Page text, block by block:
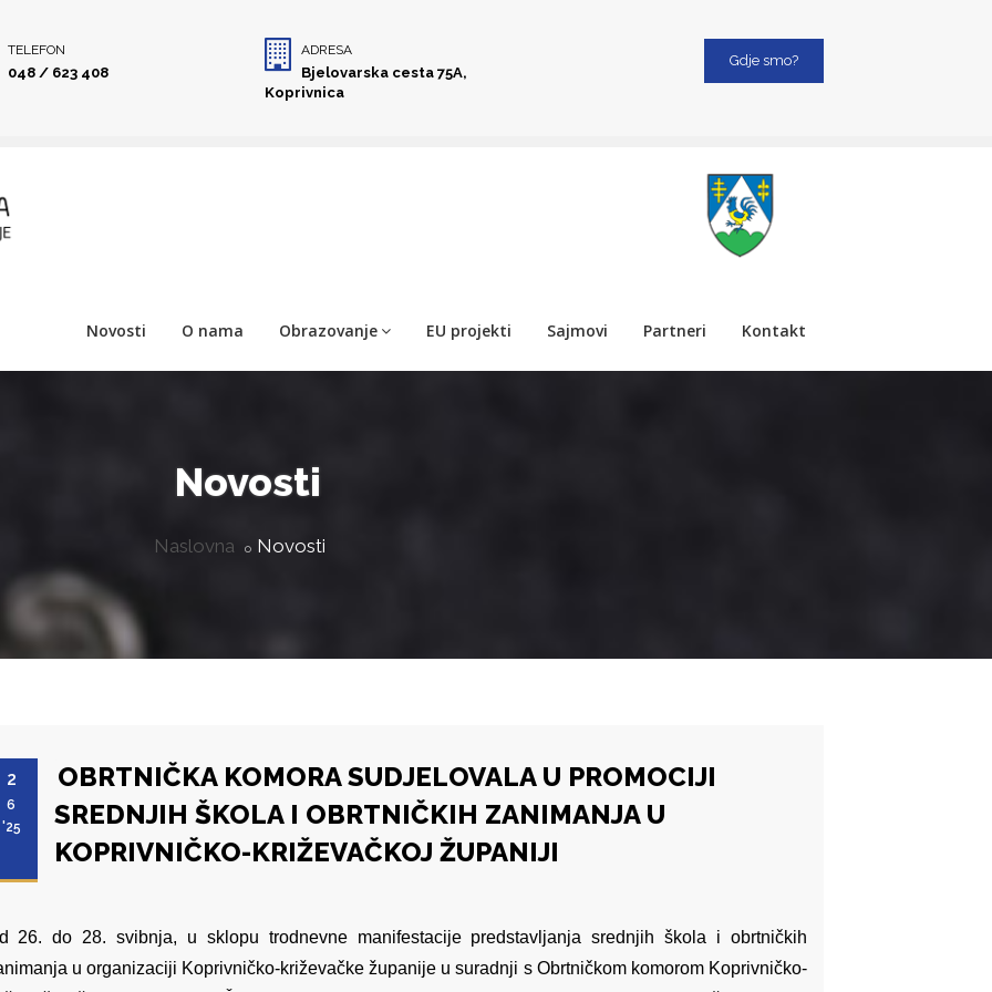
TELEFON
048 / 623 408
ADRESA
Bjelovarska cesta 75A,
Koprivnica
Gdje smo?
Novosti O nama Obrazovanje EU projekti Sajmovi Partneri Kontakt
Novosti
Naslovna Novosti
2
6
'25
OBRTNIČKA KOMORA SUDJELOVALA U PROMOCIJI
SREDNJIH ŠKOLA I OBRTNIČKIH ZANIMANJA U
KOPRIVNIČKO-KRIŽEVAČKOJ ŽUPANIJI
26. do 28. svibnja, u sklopu trodnevne manifestacije predstavljanja srednjih škola i obrtničkih
u organizaciji Koprivničko-križevačke županije u suradnji s Obrtničkom komorom Koprivničko-